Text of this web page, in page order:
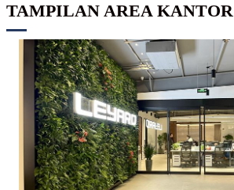
TAMPILAN AREA KANTOR